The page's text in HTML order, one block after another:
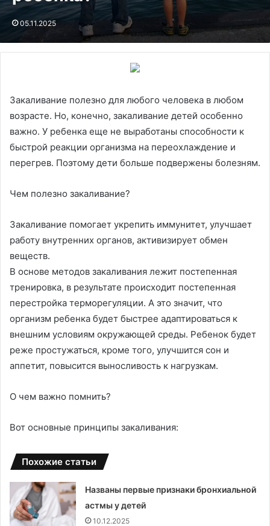
05.11.2025
Закаливание полезно для любого человека в любом
возрасте. Но, конечно, закаливание детей особенно
важно. У ребенка еще не выработаны способности к
быстрой реакции организма на переохлаждение и
перегрев. Поэтому дети больше подвержены болезням.
Чем полезно закаливание?
Закаливание помогает укрепить иммунитет, улучшает
работу внутренних органов, активизирует обмен
веществ.
В основе методов закаливания лежит постепенная
тренировка, в результате происходит постепенная
перестройка терморегуляции. А это значит, что
организм ребенка будет быстрее адаптироваться к
внешним условиям окружающей среды. Ребенок будет
реже простужаться, кроме того, улучшится сон и
аппетит, повысится выносливость к нагрузкам.
О чем важно помнить?
Вот основные принципы закаливания:
Похожие статьи
Названы первые признаки бронхиальной
астмы у детей
10.12.2025